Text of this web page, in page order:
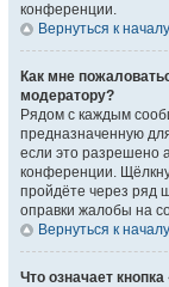
конференции.
Вернуться к началу
Как мне
модератору?
Рядом с каждым
предназначенную
если это разрешено
конференции.
пройдёте через ряд
оправки жалобы на
Вернуться к началу
Что означает